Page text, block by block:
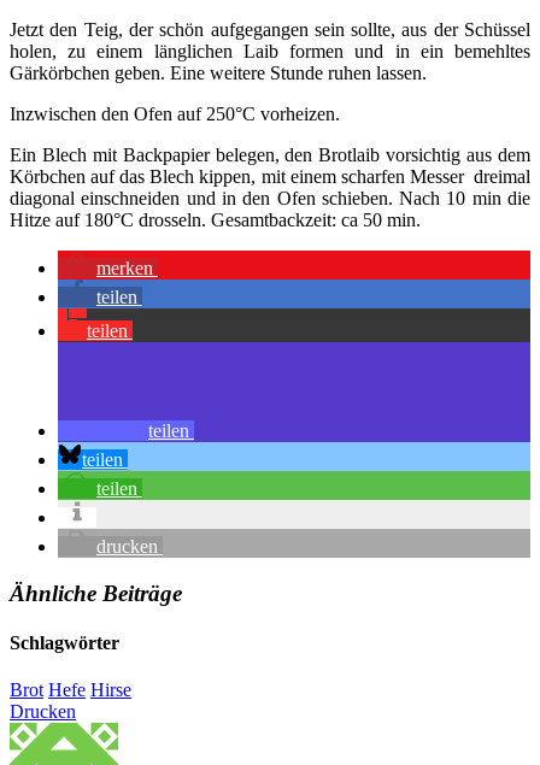
Jetzt den Teig, der schön aufgegangen sein sollte, aus der Schüssel
holen, zu einem länglichen Laib formen und in ein bemehltes
Gärkörbchen geben. Eine weitere Stunde ruhen lassen.
Inzwischen den Ofen auf 250°C vorheizen.
Ein Blech mit Backpapier belegen, den Brotlaib vorsichtig aus dem
Körbchen auf das Blech kippen, mit einem scharfen Messer dreimal
diagonal einschneiden und in den Ofen schieben. Nach 10 min die
Hitze auf 180°C drosseln. Gesamtbackzeit: ca 50 min.
merken
teilen
teilen
teilen
teilen
teilen
drucken
Ähnliche Beiträge
Schlagwörter
Brot Hefe Hirse
Drucken